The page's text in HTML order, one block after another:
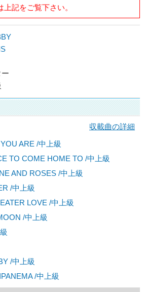
記をご覧下さい。
収載曲の詳細
ARE /中上級
TO COME HOME TO /中上級
AND ROSES /中上級
/中上級
LOVE /中上級
/中上級
/中上級
/中上級